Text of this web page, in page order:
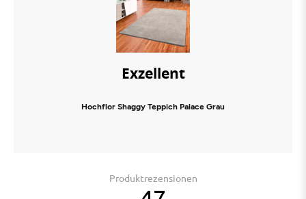
Exzellent
Hochflor Shaggy Teppich Palace Grau
Produktrezensionen